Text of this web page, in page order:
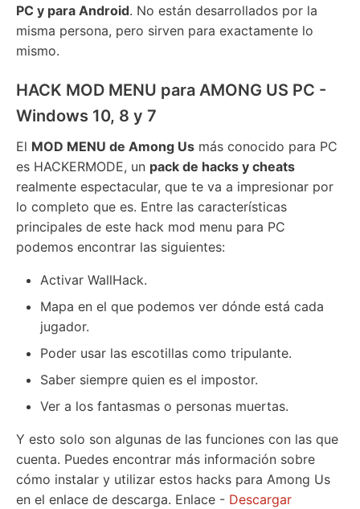
PC y para Android. No están desarrollados por la
misma persona, pero sirven para exactamente lo
mismo.
HACK MOD MENU para AMONG US PC -
Windows 10, 8 y 7
El MOD MENU de Among Us más conocido para PC
es HACKERMODE, un pack de hacks y cheats
realmente espectacular, que te va a impresionar por
lo completo que es. Entre las características
principales de este hack mod menu para PC
podemos encontrar las siguientes:
Activar WallHack.
Mapa en el que podemos ver dónde está cada
jugador.
Poder usar las escotillas como tripulante.
Saber siempre quien es el impostor.
Ver a los fantasmas o personas muertas.
Y esto solo son algunas de las funciones con las que
cuenta. Puedes encontrar más información sobre
cómo instalar y utilizar estos hacks para Among Us
en el enlace de descarga. Enlace - Descargar